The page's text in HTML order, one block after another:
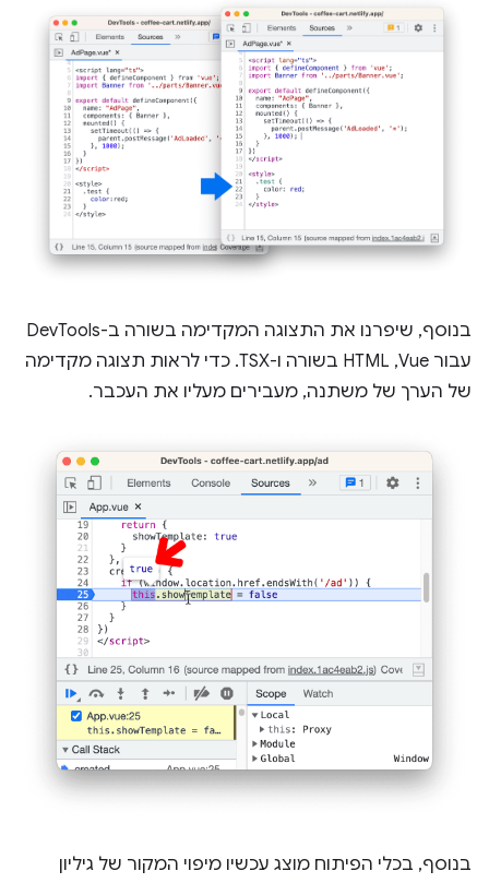
בנוסף, שיפרנו את התצוגה המקדימה בשורה ב-DevTools
עבור Vue,‏ HTML בשורה ו-TSX. כדי לראות תצוגה מקדימה
של הערך של משתנה, מעבירים מעליו את העכבר.
בנוסף, בכלי הפיתוח מוצג עכשיו מיפוי המקור של גיליון